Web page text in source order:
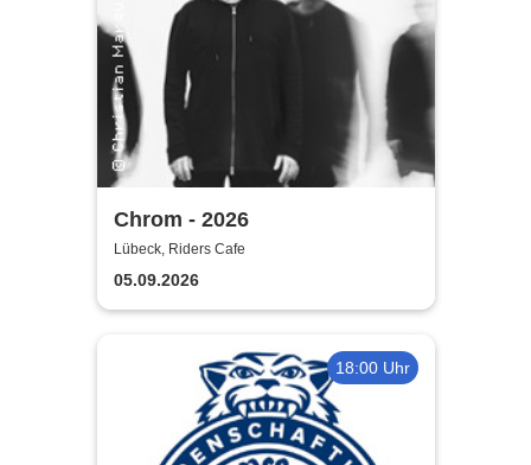
Chrom - 2026
Lübeck, Riders Cafe
05.09.2026
18:00 Uhr